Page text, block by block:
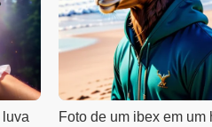
luva
Foto de um ibex em um